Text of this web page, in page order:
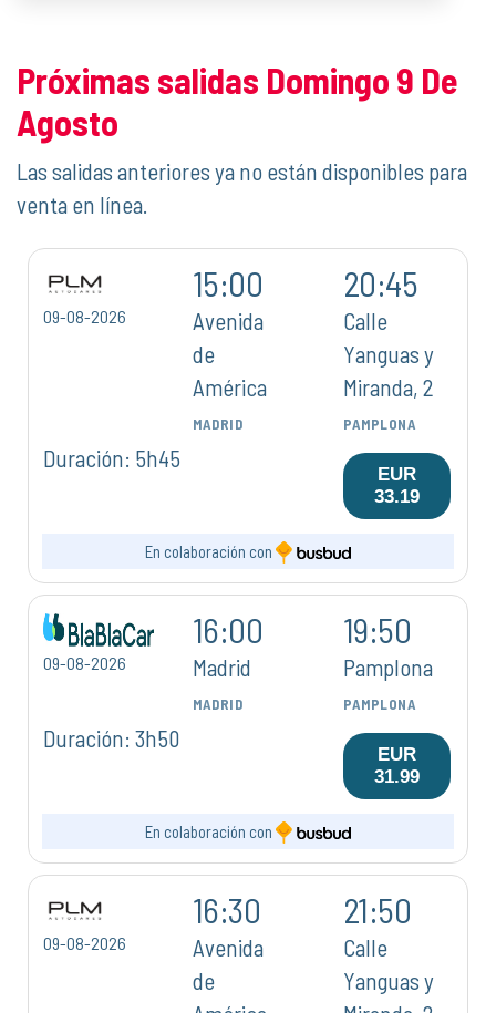
Próximas salidas Domingo 9 De
Agosto
Las salidas anteriores ya no están disponibles para
venta en línea.
09-08-2026
15:00
Avenida
de
América
MADRID
20:45
Calle
Yanguas y
Miranda, 2
PAMPLONA
Duración: 5h45
EUR
33.19
En colaboración con
09-08-2026
16:00
Madrid
MADRID
19:50
Pamplona
PAMPLONA
Duración: 3h50
EUR
31.99
En colaboración con
09-08-2026
16:30
Avenida
de
21:50
Calle
Yanguas y